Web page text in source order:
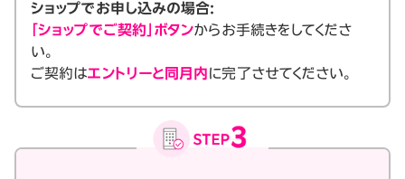
ショップでお申し込みの場合:
「ショップでご契約」ボタンからお手続きをしてくださ
い。
ご契約はエントリーと同月内に完了させてください。